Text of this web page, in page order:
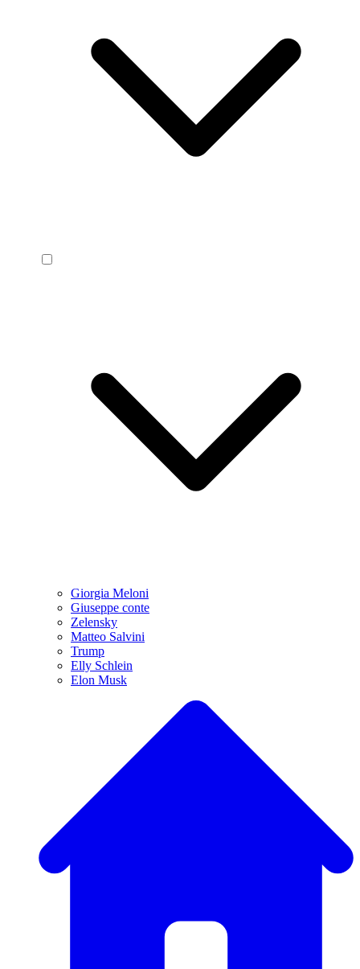
Giorgia Meloni
Giuseppe conte
Zelensky
Matteo Salvini
Trump
Elly Schlein
Elon Musk